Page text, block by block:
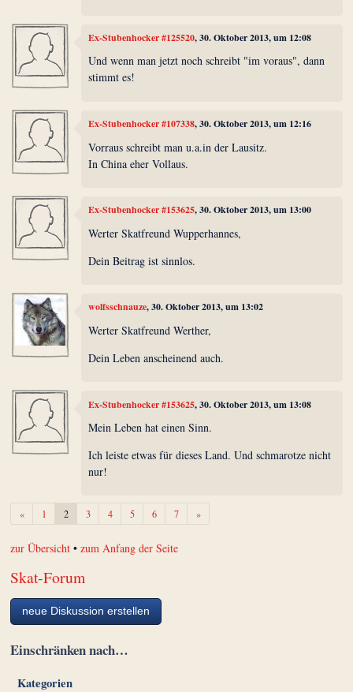
Ex-Stubenhocker #125520, 30. Oktober 2013, um 12:08
Und wenn man jetzt noch schreibt "im voraus", dann
stimmt es!
Ex-Stubenhocker #107338, 30. Oktober 2013, um 12:16
Vorraus schreibt man u.a.in der Lausitz.
In China eher Vollaus.
Ex-Stubenhocker #153625, 30. Oktober 2013, um 13:00
Werter Skatfreund Wupperhannes,
Dein Beitrag ist sinnlos.
wolfsschnauze, 30. Oktober 2013, um 13:02
Werter Skatfreund Werther,
Dein Leben anscheinend auch.
Ex-Stubenhocker #153625, 30. Oktober 2013, um 13:08
Mein Leben hat einen Sinn.
Ich leiste etwas für dieses Land. Und schmarotze nicht
nur!
«Zurück1 2 3 4 5 6 7 »Weiter
zur Übersicht •zum Anfang der Seite
Skat-Forum
neue Diskussion erstellen
Einschränken nach…
Kategorien